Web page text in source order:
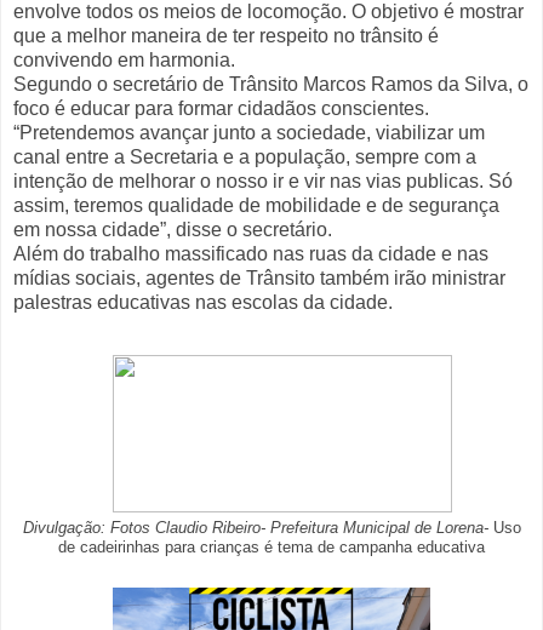
envolve todos os meios de locomoção. O objetivo é mostrar
que a melhor maneira de ter respeito no trânsito é
convivendo em harmonia.
Segundo o secretário de Trânsito Marcos Ramos da Silva, o
foco é educar para formar cidadãos conscientes.
“Pretendemos avançar junto a sociedade, viabilizar um
canal entre a Secretaria e a população, sempre com a
intenção de melhorar o nosso ir e vir nas vias publicas. Só
assim, teremos qualidade de mobilidade e de segurança
em nossa cidade”, disse o secretário.
Além do trabalho massificado nas ruas da cidade e nas
mídias sociais, agentes de Trânsito também irão ministrar
palestras educativas nas escolas da cidade.
Divulgação: Fotos Claudio Ribeiro- Prefeitura Municipal de Lorena-Uso
de cadeirinhas para crianças é tema de campanha educativa